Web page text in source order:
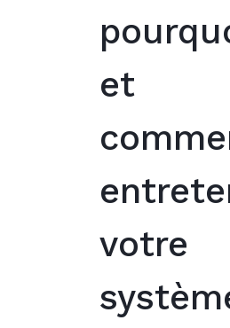
et
votre